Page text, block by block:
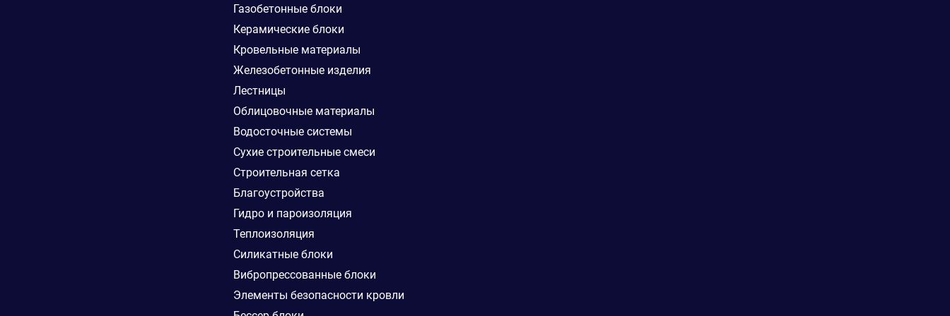
Газобетонные блоки
Керамические блоки
Кровельные материалы
Железобетонные изделия
Лестницы
Облицовочные материалы
Водосточные системы
Сухие строительные смеси
Строительная сетка
Благоустройства
Гидро и пароизоляция
Теплоизоляция
Силикатные блоки
Вибропрессованные блоки
Элементы безопасности кровли